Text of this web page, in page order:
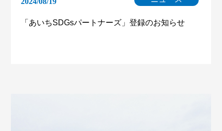
「あいちSDGsパートナーズ」登録のお知らせ